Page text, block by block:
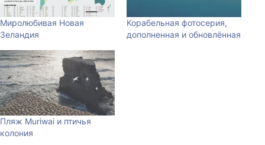
Миролюбивая Новая
Зеландия
Корабельная фотосерия,
дополненная и обновлённая
Пляж Muriwai и птичья
колония